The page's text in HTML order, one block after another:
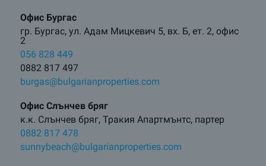
Офис Бургас
гр. Бургас, ул. Адам Мицкевич 5, вх. Б, ет. 2, офис
2
056 828 449
0882 817 497
burgas@bulgarianproperties.com
Офис Слънчев бряг
к.к. Слънчев бряг, Тракия Апартмънтс, партер
0882 817 478
sunnybeach@bulgarianproperties.com